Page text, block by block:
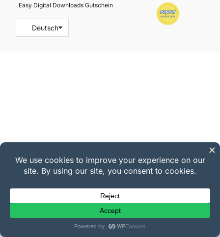
Easy Digital Downloads Gutschein